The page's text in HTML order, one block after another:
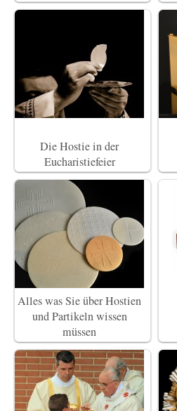
Die Hostie in der
Eucharistiefeier
Alles was Sie über Hostien
und Partikeln wissen
müssen